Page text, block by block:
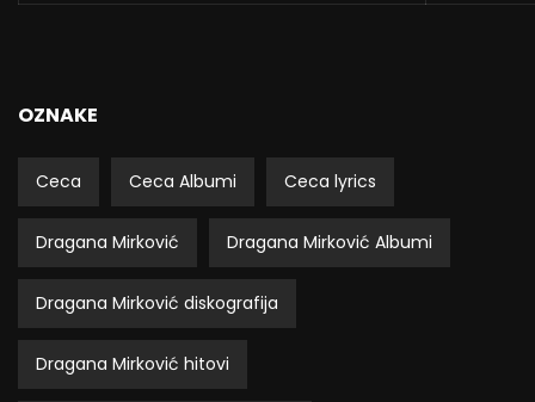
OZNAKE
Ceca Ceca Albumi Ceca lyrics
Dragana Mirković Dragana Mirković Albumi
Dragana Mirković diskografija
Dragana Mirković hitovi